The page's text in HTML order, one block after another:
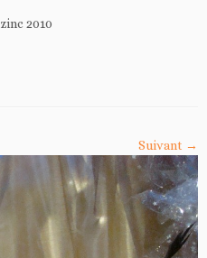
zinc 2010
Suivant →